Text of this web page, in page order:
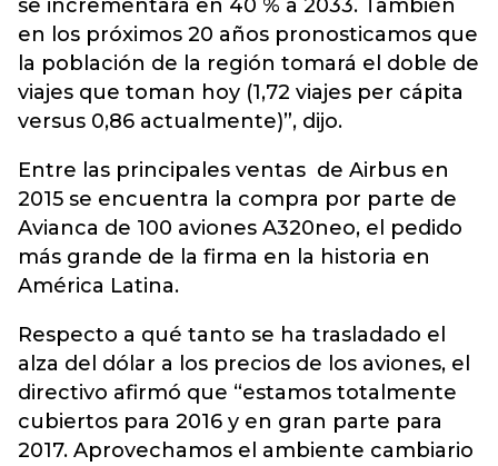
se incrementará en 40 % a 2033. También
en los próximos 20 años pronosticamos que
la población de la región tomará el doble de
viajes que toman hoy (1,72 viajes per cápita
versus 0,86 actualmente)”, dijo.
Entre las principales ventas de Airbus en
2015 se encuentra la compra por parte de
Avianca de 100 aviones A320neo, el pedido
más grande de la firma en la historia en
América Latina.
Respecto a qué tanto se ha trasladado el
alza del dólar a los precios de los aviones, el
directivo afirmó que “estamos totalmente
cubiertos para 2016 y en gran parte para
2017. Aprovechamos el ambiente cambiario